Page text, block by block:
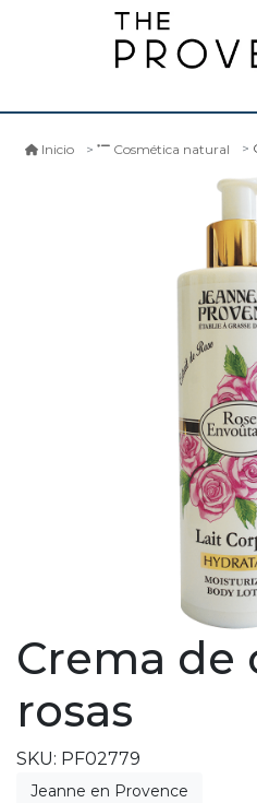
Inicio Cosmética natural
Crema de
rosas
SKU: PF02779